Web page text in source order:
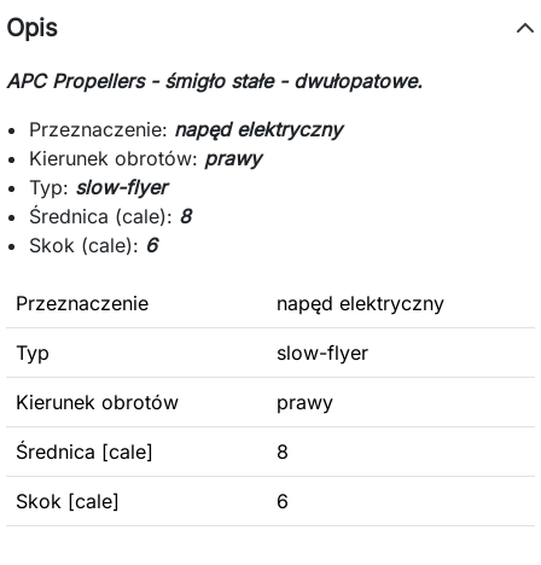
Opis
APC Propellers - śmigło stałe - dwułopatowe.
Przeznaczenie: napęd elektryczny
Kierunek obrotów: prawy
Typ: slow-flyer
Średnica (cale): 8
Skok (cale): 6
Przeznaczenie napęd elektryczny
Typ slow-flyer
Kierunek obrotów prawy
Średnica [cale] 8
Skok [cale] 6